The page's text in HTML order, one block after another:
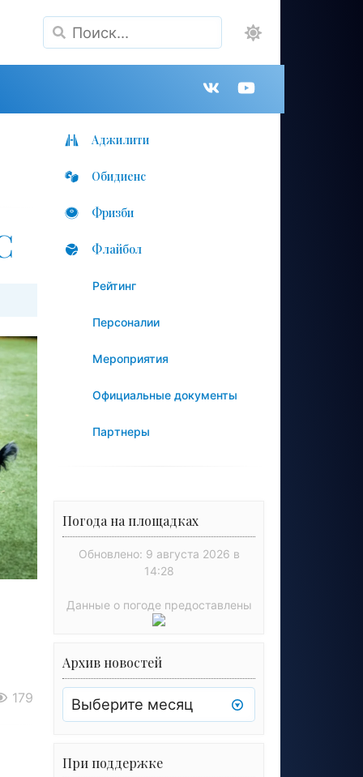
Поиск
Группа
179
Аджилити
Обидиенс
Фризби
Флайбол
Рейтинг
Персоналии
Мероприятия
Официальные документы
Партнеры
Погода на площадках
Обновлено: 9 августа 2026 в
14:28
Данные о погоде предоставлены
Архив новостей
Архив
новостей
При поддержке